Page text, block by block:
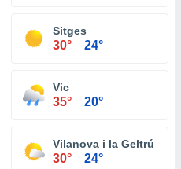
Sitges
30° 24°
Vic
35° 20°
Vilanova i la Geltrú
30° 24°